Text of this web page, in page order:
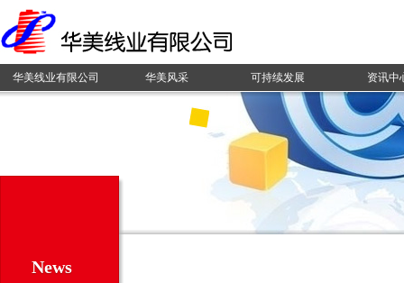
华美线业有限公司 华美风采 可持续发展 资讯中
News